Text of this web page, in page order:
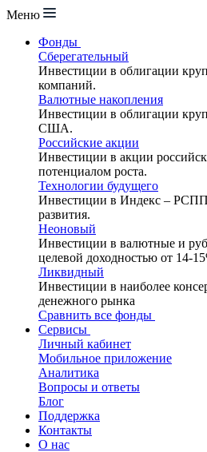
Меню
Фонды
Сберегательный
Инвестиции в облигации
компаний.
Валютные накопления
Инвестиции в облигации
США.
Российские акции
Инвестиции в акции
потенциалом роста.
Технологии будущего
Инвестиции в Индекс – РСПП
развития.
Неоновый
Инвестиции в валютные и
целевой доходностью от 14-
Ликвидный
Инвестиции в наиболее
денежного рынка
Сравнить все фонды
Сервисы
Личный кабинет
Мобильное приложение
Аналитика
Вопросы и ответы
Блог
Поддержка
Контакты
О нас